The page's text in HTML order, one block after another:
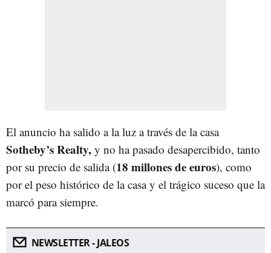
El anuncio ha salido a la luz a través de la casa
Sotheby’s Realty, y no ha pasado desapercibido, tanto
por su precio de salida (18 millones de euros), como
por el peso histórico de la casa y el trágico suceso que la
marcó para siempre.
NEWSLETTER - JALEOS